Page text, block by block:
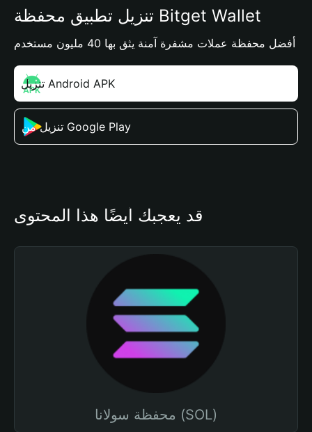
تنزيل تطبيق محفظة Bitget Wallet
أفضل محفظة عملات مشفرة آمنة يثق بها 40 مليون مستخدم
تنزيل Android APK
تنزيل من Google Play
قد يعجبك أيضًا هذا المحتوى
محفظة سولانا (SOL)